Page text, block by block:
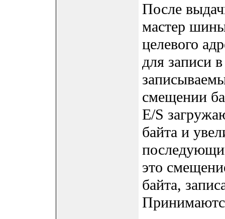
После
мастер
целевого
для записи
смещении
E/S
байта и
это
байта,